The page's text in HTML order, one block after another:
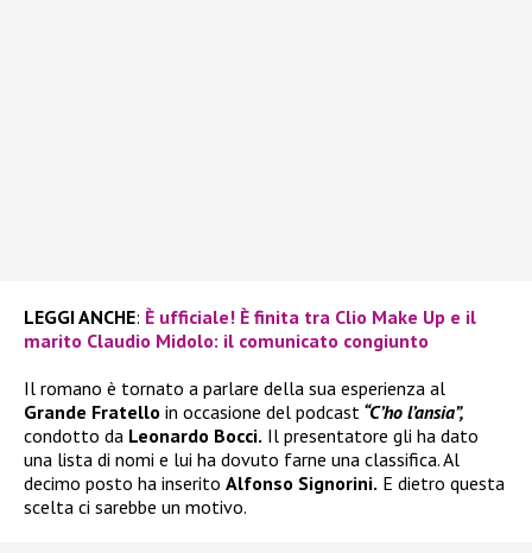
LEGGI ANCHE: È ufficiale! È finita tra Clio Make Up e il
marito Claudio Midolo: il comunicato congiunto
Il romano è tornato a parlare della sua esperienza al
Grande Fratello in occasione del podcast “C’ho l’ansia”,
condotto da Leonardo Bocci. Il presentatore gli ha dato
una lista di nomi e lui ha dovuto farne una classifica. Al
decimo posto ha inserito Alfonso Signorini. E dietro questa
scelta ci sarebbe un motivo.